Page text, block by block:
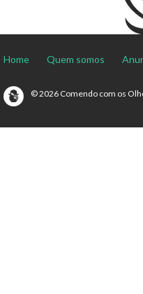
Home Quem somos
© 2026 Comendo com os